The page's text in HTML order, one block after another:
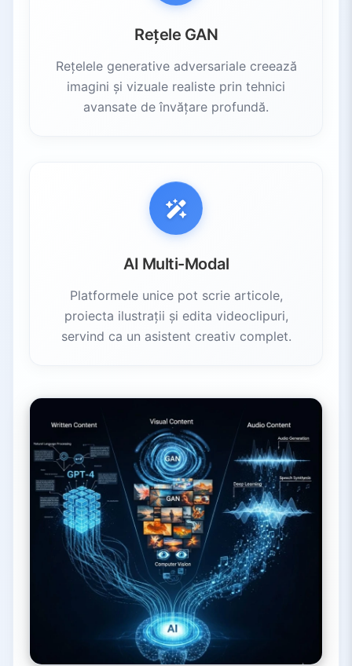
Transparență
8.5. Monitorizare Continuă
Perspectivele Viitorului
Integrare Multi-Modală
Rețele GAN
Rețelele generative adversariale creează
imagini și vizuale realiste prin tehnici
avansate de învățare profundă.
AI Multi-Modal
Platformele unice pot scrie articole,
proiecta ilustrații și edita videoclipuri,
servind ca un asistent creativ complet.